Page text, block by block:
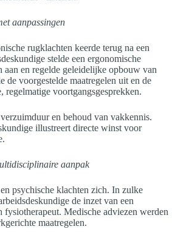
aanpassingen
rugklachten keerde terug na een
stelde een ergonomische
aan en regelde geleidelijke opbouw van
de voorgestelde maatregelen uit en de
regelmatige voortgangsgesprekken.
en behoud van vakkennis.
illustreert directe winst voor
aanpak
psychische klachten zich. In zulke
de inzet van een
fysiotherapeut. Medische adviezen werden
maatregelen.